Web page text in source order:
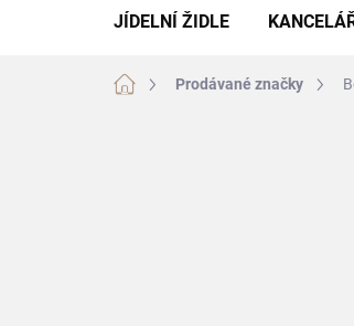
JÍDELNÍ ŽIDLE
Domů Prodávané značky